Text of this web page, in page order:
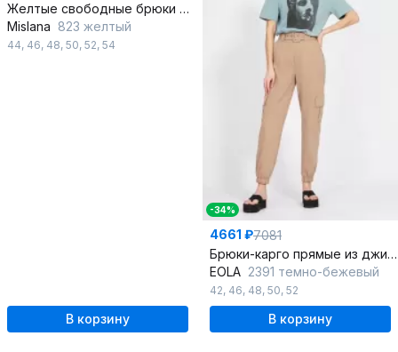
Желтые свободные брюки из трикотажа с манжетом
Mislana 823 желтый
44, 46, 48, 50, 52, 54
В корзину
-34%
4661 ₽7081
Брюки-карго прямые из джинса с клапанами и ремнем
EOLA 2391 темно-бежевый
42, 46, 48, 50, 52
В корзину